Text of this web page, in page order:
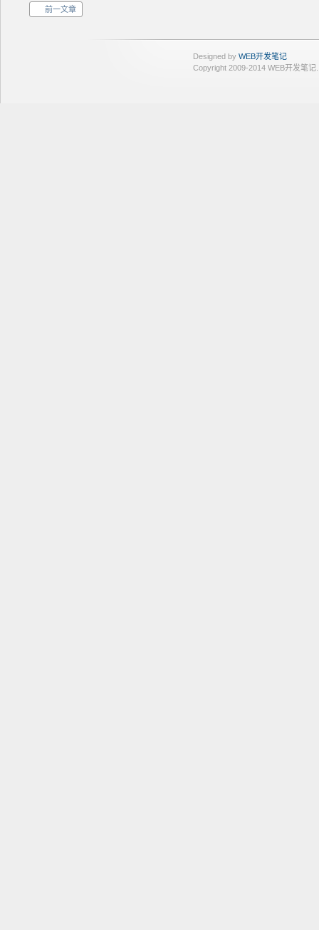
前一文章
Designed by WEB开发笔记
Copyright 2009-2014 WEB开发笔